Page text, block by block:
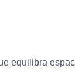
equilibra